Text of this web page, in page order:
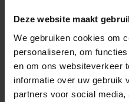
Deze website maakt
We gebruiken cookies om
personaliseren, om
en om ons websiteverkeer
informatie over uw gebruik
partners voor social